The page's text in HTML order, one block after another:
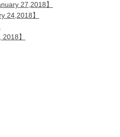
27,2018】
24,2018】
】